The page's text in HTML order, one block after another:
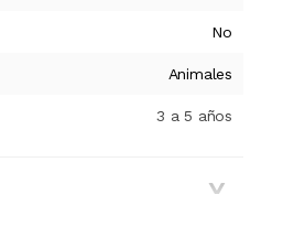
No
Animales
3 a 5 años